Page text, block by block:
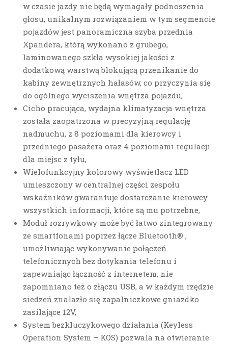
w czasie jazdy nie będą wymagały podnoszenia
głosu, unikalnym rozwiązaniem w tym segmencie
pojazdów jest panoramiczna szyba przednia
Xpandera, którą wykonano z grubego,
laminowanego szkła wysokiej jakości z
dodatkową warstwą blokującą przenikanie do
kabiny zewnętrznych hałasów, co przyczynia się
do ogólnego wyciszenia wnętrza pojazdu,
Cicho pracująca, wydajna klimatyzacja wnętrza
została zaopatrzona w precyzyjną regulację
nadmuchu, z 8 poziomami dla kierowcy i
przedniego pasażera oraz 4 poziomami regulacji
dla miejsc z tyłu,
Wielofunkcyjny kolorowy wyświetlacz LED
umieszczony w centralnej części zespołu
wskaźników gwarantuje dostarczanie kierowcy
wszystkich informacji, które są mu potrzebne,
Moduł rozrywkowy może być łatwo zintegrowany
ze smartfonami poprzez łącze Bluetooth® ,
umożliwiając wykonywanie połączeń
telefonicznych bez dotykania telefonu i
zapewniając łączność z internetem, nie
zapomniano też o złączu USB, a w każdym rzędzie
siedzeń znalazło się zapalniczkowe gniazdko
zasilające 12V,
System bezkluczykowego działania (Keyless
Operation System – KOS) pozwala na otwieranie